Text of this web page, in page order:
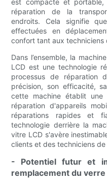
réparation de la
endroits. Cela signifie
effectuées en
confort tant aux techniciens
Dans l’ensemble, la
LCD est une technologie
processus de réparation
précision, son efficacité,
cette machine établit
réparation d'appareils
réparations rapides et
technologie derrière la
vitre LCD s'avère
clients et des techniciens
- Potentiel futur et
remplacement du verre